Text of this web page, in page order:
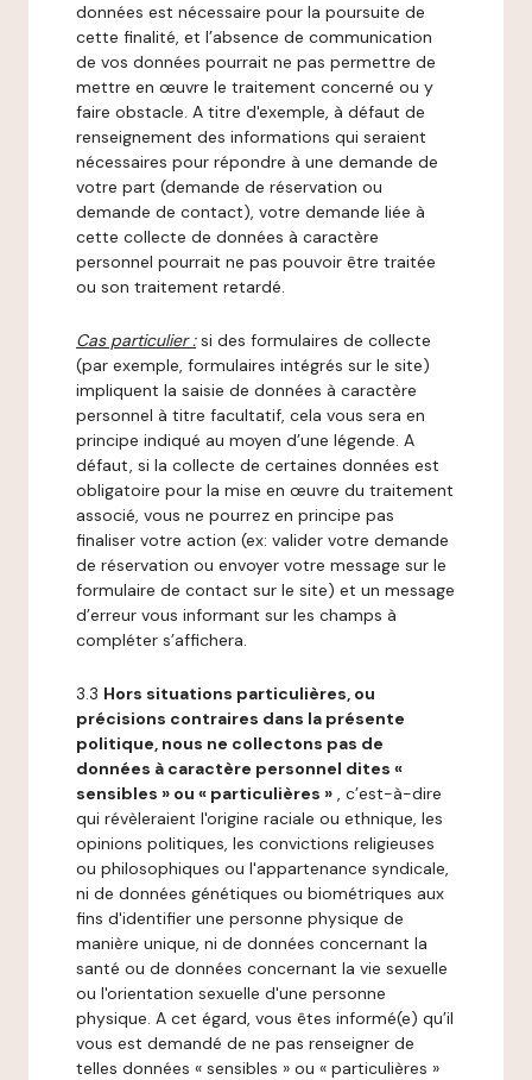
données est nécessaire pour la poursuite de
cette finalité, et l’absence de communication
de vos données pourrait ne pas permettre de
mettre en œuvre le traitement concerné ou y
faire obstacle. A titre d'exemple, à défaut de
renseignement des informations qui seraient
nécessaires pour répondre à une demande de
votre part (demande de réservation ou
demande de contact), votre demande liée à
cette collecte de données à caractère
personnel pourrait ne pas pouvoir être traitée
ou son traitement retardé.
Cas particulier : si des formulaires de collecte
(par exemple, formulaires intégrés sur le site)
impliquent la saisie de données à caractère
personnel à titre facultatif, cela vous sera en
principe indiqué au moyen d’une légende. A
défaut, si la collecte de certaines données est
obligatoire pour la mise en œuvre du traitement
associé, vous ne pourrez en principe pas
finaliser votre action (ex: valider votre demande
de réservation ou envoyer votre message sur le
formulaire de contact sur le site) et un message
d’erreur vous informant sur les champs à
compléter s’affichera.
3.3 Hors situations particulières, ou
précisions contraires dans la présente
politique, nous ne collectons pas de
données à caractère personnel dites «
sensibles » ou « particulières » , c’est-à-dire
qui révèleraient l'origine raciale ou ethnique, les
opinions politiques, les convictions religieuses
ou philosophiques ou l'appartenance syndicale,
ni de données génétiques ou biométriques aux
fins d'identifier une personne physique de
manière unique, ni de données concernant la
santé ou de données concernant la vie sexuelle
ou l'orientation sexuelle d'une personne
physique. A cet égard, vous êtes informé(e) qu’il
vous est demandé de ne pas renseigner de
telles données « sensibles » ou « particulières »